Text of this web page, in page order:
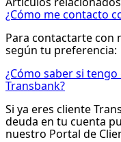
¿Cómo me contacto
Para contactarte con
según tu preferencia:
¿Cómo saber si
Transbank?
Si ya eres cliente
deuda en tu cuenta
nuestro Portal de